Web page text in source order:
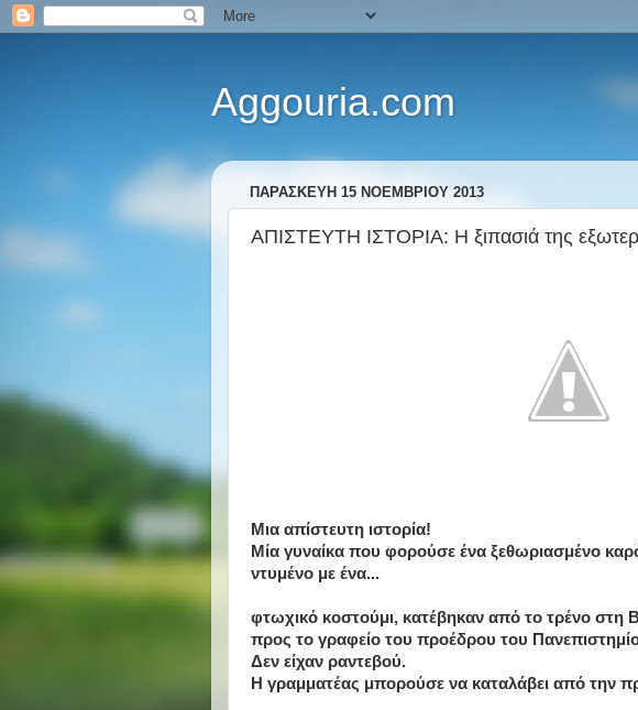
Aggouria.com
ΠΑΡΑΣΚΕΥΉ 15 ΝΟΕΜΒΡΊΟΥ 2013
ΑΠΙΣΤΕΥΤΗ ΙΣΤΟΡΙΑ: Η ξιπασιά της
Μια απίστευτη ιστορία!
Μία γυναίκα που φορούσε ένα ξεθωριασμένο
ντυμένο με ένα...
φτωχικό κοστούμι, κατέβηκαν από το τρένο στη
προς το γραφείο του προέδρου του
Δεν είχαν ραντεβού.
Η γραμματέας μπορούσε να καταλάβει από την